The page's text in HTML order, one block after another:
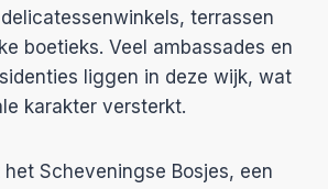
terrassen
boetieks. Veel ambassades en
liggen in deze wijk, wat
karakter versterkt.
Scheveningse Bosjes, een